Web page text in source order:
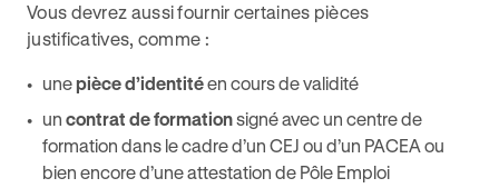
Vous devrez aussi fournir certaines pièces
justificatives, comme :
unepièce d’identitéen cours de validité
un contrat de formationsigné avec un centre de
formation dans le cadre d’un CEJ ou d’un PACEA ou
bien encore d’une attestation de Pôle Emploi